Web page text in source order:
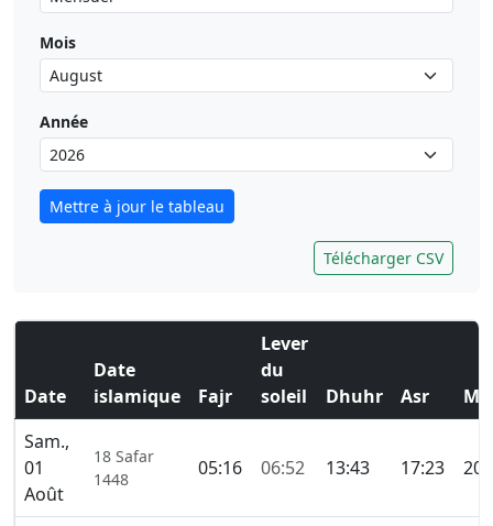
Mois
Année
Mettre à jour le tableau
Télécharger CSV
Date
Date
islamique
Fajr
Lever
du
soleil
Dhuhr Asr
Sam.,
01
Août
18 Safar
1448
05:16 06:52 13:43 17:23